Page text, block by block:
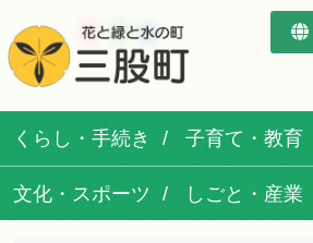
くらし・手続き 子育て・教育
文化・スポーツ しごと・産業